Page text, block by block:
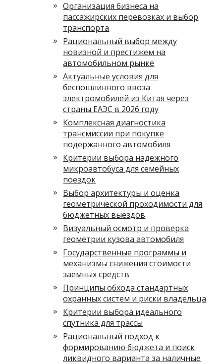
Организация бизнеса на
пассажирских перевозках и выбор
транспорта
Рациональный выбор между
новизной и престижем на
автомобильном рынке
Актуальные условия для
беспошлинного ввоза
электромобилей из Китая через
страны ЕАЭС в 2026 году
Комплексная диагностика
трансмиссии при покупке
подержанного автомобиля
Критерии выбора надежного
микроавтобуса для семейных
поездок
Выбор архитектуры и оценка
геометрической проходимости для
бюджетных выездов
Визуальный осмотр и проверка
геометрии кузова автомобиля
Государственные программы и
механизмы снижения стоимости
заемных средств
Принципы обхода стандартных
охранных систем и риски владельца
Критерии выбора идеального
спутника для трассы
Рациональный подход к
формированию бюджета и поиск
ликвидного варианта за наличные